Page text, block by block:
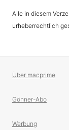
Alle in diesem
urheberrechtlich
Über macprime
Gönner-Abo
Werbung